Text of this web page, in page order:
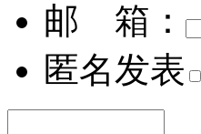
邮 箱：
匿名发表